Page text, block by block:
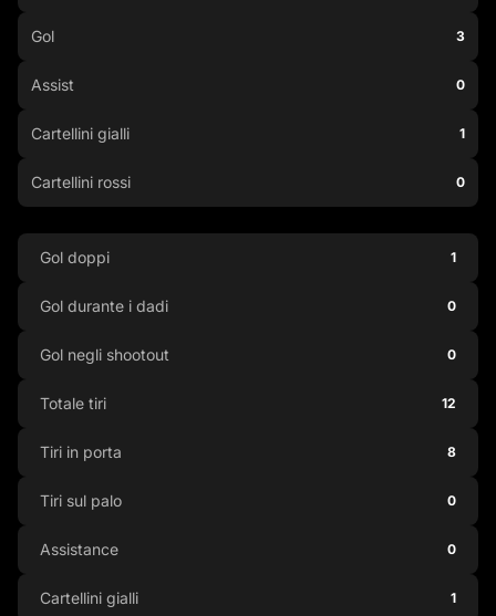
Gol 3
Assist 0
Cartellini gialli 1
Cartellini rossi 0
Gol doppi 1
Gol durante i dadi 0
Gol negli shootout 0
Totale tiri 12
Tiri in porta 8
Tiri sul palo 0
Assistance 0
Cartellini gialli 1